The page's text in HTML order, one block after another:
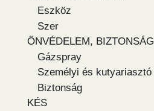
Eszköz
Szer
ÖNVÉDELEM, BIZTONSÁG
Gázspray
Személyi és kutyariasztó
Biztonság
KÉS